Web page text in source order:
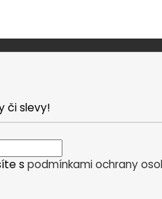
či slevy!
s podmínkami ochrany